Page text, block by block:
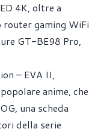
4K, oltre a
gaming WiFi
GT-BE98 Pro,
– EVA II,
anime, che
una scheda
della serie